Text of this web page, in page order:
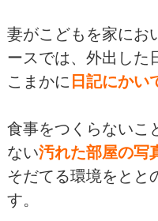
妻がこどもを家にお
ースでは、外出した
こまかに 日記にかい
食事をつくらないこ
ない汚れた部屋の写
そだてる環境をとと
す。